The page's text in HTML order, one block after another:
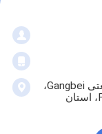
شماره 2، بخش شیژو، خیابان بایچن. پارک صنعتی Gangbei،
شهر Chencun، منطقه Shunde، شهر Foshan، استان